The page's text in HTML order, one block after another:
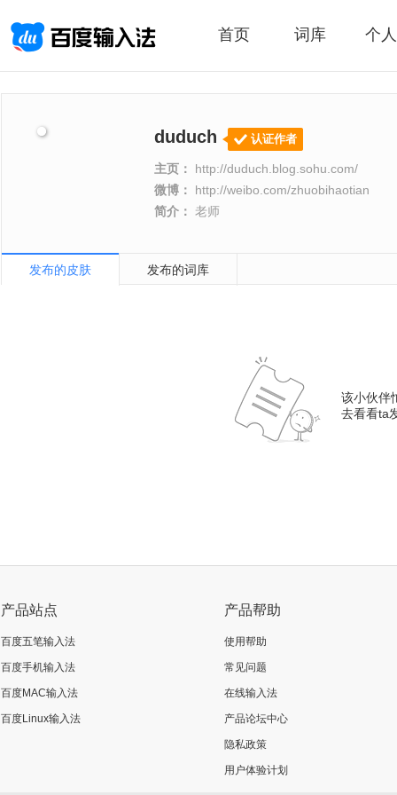
首页 词库 个
duduch 认证作者
主页：
http://duduch.blog.sohu.com/
微博：
http://weibo.com/zhuobihaotian
简介： 老师
发布的皮肤 发布的词库
该小伙伴
去看看ta
产品站点
百度五笔输入法
百度手机输入法
百度MAC输入法
百度Linux输入法
产品帮助
使用帮助
常见问题
在线输入法
产品论坛中心
隐私政策
用户体验计划